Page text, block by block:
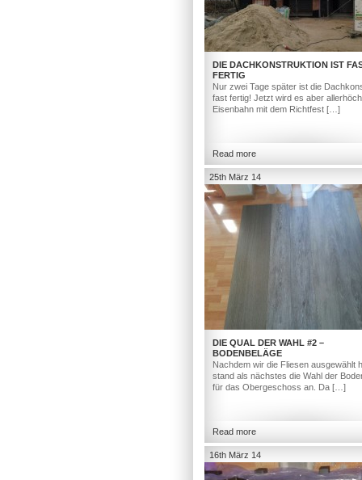
DIE DACHKONSTRUKTION IST
FERTIG
Nur zwei Tage später ist die
fast fertig! Jetzt wird es aber
Eisenbahn mit dem Richtfest […]
Read more
25th März 14
DIE QUAL DER WAHL #2 –
BODENBELÄGE
Nachdem wir die Fliesen ausgewählt
stand als nächstes die Wahl der
für das Obergeschoss an. Da […]
Read more
16th März 14